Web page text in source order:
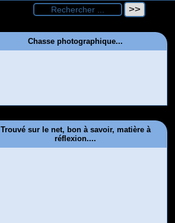
Chasse photographique...
Trouvé sur le net, bon à savoir, matière à
réflexion....